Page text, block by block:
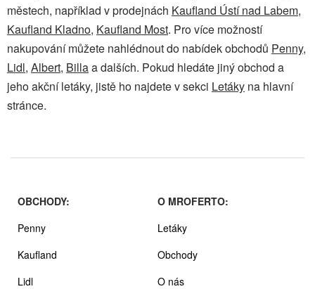
městech, například v prodejnách Kaufland Ústí nad Labem,
Kaufland Kladno, Kaufland Most. Pro více možností
nakupování můžete nahlédnout do nabídek obchodů Penny,
Lidl, Albert, Billaa dalších. Pokud hledáte jiný obchod a
jeho akční letáky, jistě ho najdete v sekci Letáky na hlavní
stránce.
OBCHODY:
Penny
Kaufland
Lidl
O MROFERTO:
Letáky
Obchody
O nás